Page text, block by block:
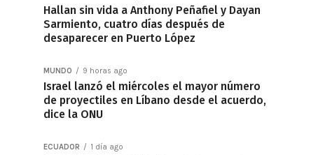
Hallan sin vida a Anthony Peñafiel y Dayan
Sarmiento, cuatro días después de
desaparecer en Puerto López
MUNDO 9 horas ago
Israel lanzó el miércoles el mayor número
de proyectiles en Líbano desde el acuerdo,
dice la ONU
ECUADOR 1 día ago